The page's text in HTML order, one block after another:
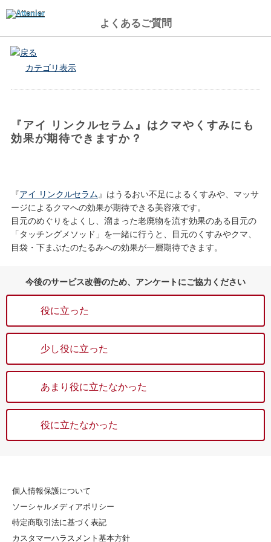
よくあるご質問
戻る
カテゴリ表示
『アイ リンクルセラム』はクマやくすみにも
効果が期待できますか？
『アイ リンクルセラム』はうるおい不足によるくすみや、マッサ
ージによるクマへの効果が期待できる美容液です。
目元のめぐりをよくし、溜まった老廃物を流す効果のある目元の
「タッチングメソッド」を一緒に行うと、目元のくすみやクマ、
目袋・下まぶたのたるみへの効果が一層期待できます。
今後のサービス改善のため、アンケートにご協力ください
役に立った
少し役に立った
あまり役に立たなかった
役に立たなかった
個人情報保護について
ソーシャルメディアポリシー
特定商取引法に基づく表記
カスタマーハラスメント基本方針